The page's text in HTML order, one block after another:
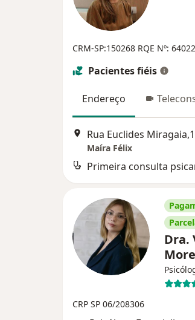
CRM-SP:150268 RQE Nº:
Pacientes fiéis
Endereço
Maíra Félix
Primeira consulta
Dra.
CRP SP 06/208306